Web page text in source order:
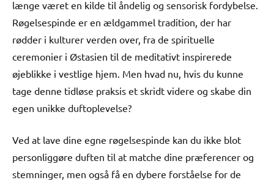
længe været en kilde til åndelig og sensorisk fordybelse.
Røgelsespinde er en ældgammel tradition, der har
rødder i kulturer verden over, fra de spirituelle
ceremonier i Østasien til de meditativt inspirerede
øjeblikke i vestlige hjem. Men hvad nu, hvis du kunne
tage denne tidløse praksis et skridt videre og skabe din
egen unikke duftoplevelse?
Ved at lave dine egne røgelsespinde kan du ikke blot
personliggøre duften til at matche dine præferencer og
stemninger, men også få en dybere forståelse for de